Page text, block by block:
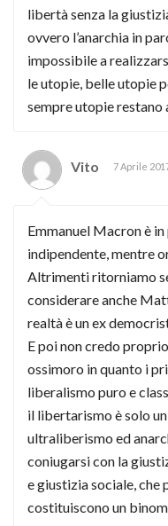
libertà senza la
ovvero l’anarchia in
impossibile a
le utopie, belle utopie
sempre utopie restano
Vito 7 Aprile
Emmanuel Macron è
indipendente, mentre
Altrimenti ritorniamo
considerare anche
realtà è un ex
E poi non credo
ossimoro in quanto i
liberalismo puro e
il libertarismo è solo
ultraliberismo ed
coniugarsi con la
e giustizia sociale, che
costituiscono un